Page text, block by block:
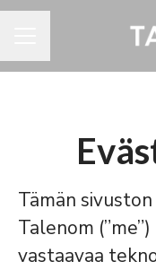
Tämän
Talenom
vastaavaa